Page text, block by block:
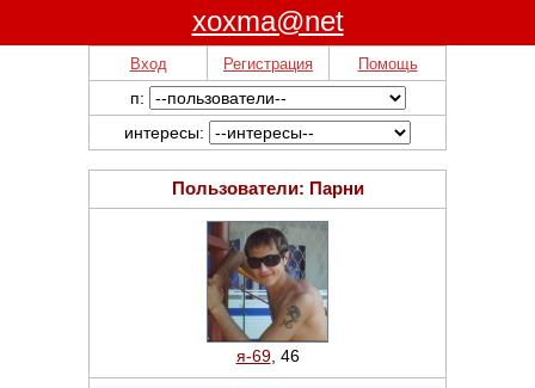
xoxma@net
Вход Регистрация Помощь
п:
интересы:
Пользователи: Парни
я-69, 46